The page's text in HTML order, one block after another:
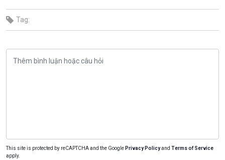
Tag:
This site is protected by reCAPTCHA and the Google Privacy Policyand Terms of Service
apply.